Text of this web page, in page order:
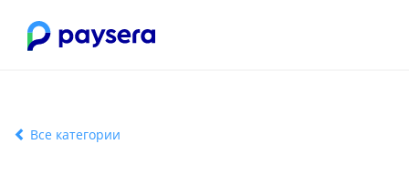
Все категории